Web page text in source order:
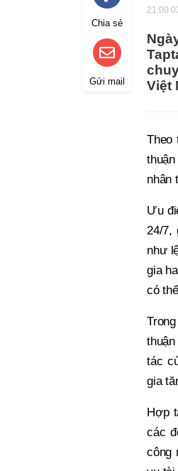
Chia sẻ
Gửi mail
21:00
Việt
Theo
nhân
Ưu
24/7,
như
gia
có
tác
gia
Hợp
các
công